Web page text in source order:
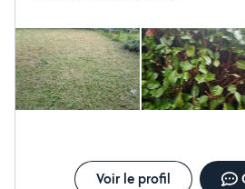
Voir le profil